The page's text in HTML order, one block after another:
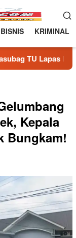
BISNIS KRIMINAL
Pasir
Kepala
Bungkam!